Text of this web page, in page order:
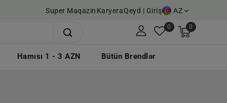
Super Maqazin KaryeraQeyd | Giriş AZ
0 0
Hamısı 1 - 3 AZN Bütün Brendlər